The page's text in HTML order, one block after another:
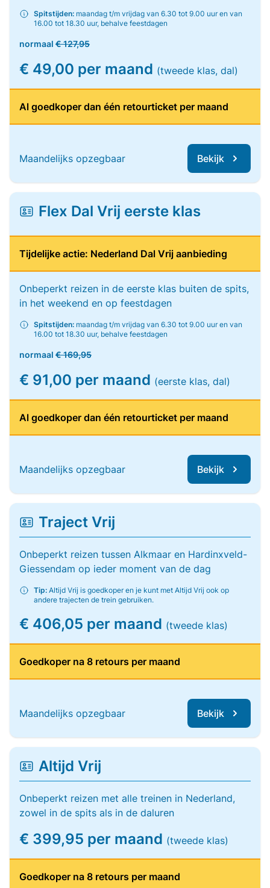
Spitstijden: maandag t/m vrijdag van 6.30 tot 9.00 uur en van
16.00 tot 18.30 uur, behalve feestdagen
normaal € 127,95
€ 49,00 per maand (tweede klas, dal)
Al goedkoper dan één retourticket per maand
Maandelijks opzegbaar Bekijk
Flex Dal Vrij eerste klas
Tijdelijke actie: Nederland Dal Vrij aanbieding
Onbeperkt reizen in de eerste klas buiten de spits,
in het weekend en op feestdagen
Spitstijden: maandag t/m vrijdag van 6.30 tot 9.00 uur en van
16.00 tot 18.30 uur, behalve feestdagen
normaal € 169,95
€ 91,00 per maand (eerste klas, dal)
Al goedkoper dan één retourticket per maand
Maandelijks opzegbaar Bekijk
Traject Vrij
Onbeperkt reizen tussen Alkmaar en Hardinxveld-
Giessendam op ieder moment van de dag
Tip: Altijd Vrij is goedkoper en je kunt met Altijd Vrij ook op
andere trajecten de trein gebruiken.
€ 406,05 per maand (tweede klas)
Goedkoper na 8 retours per maand
Maandelijks opzegbaar Bekijk
Altijd Vrij
Onbeperkt reizen met alle treinen in Nederland,
zowel in de spits als in de daluren
€ 399,95 per maand (tweede klas)
Goedkoper na 8 retours per maand